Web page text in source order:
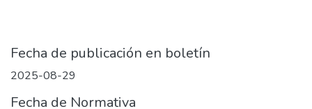
Fecha de publicación en boletín
2025-08-29
Fecha de Normativa